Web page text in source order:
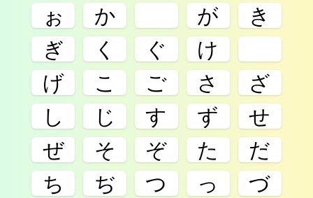
ぉ
か が
き
ぎ
く ぐ け
げ
こ ご さ
ざ
し
じ す ず
せ
ぜ
そ ぞ た
だ
ち
ぢ つ っ
づ